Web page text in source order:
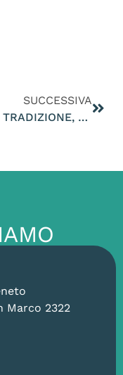
SUCCESSIVA
OK LA TRADIZIONE, MA PRIMA VIENE IL DIRITTO ALLA SALUTE
Marco 2322